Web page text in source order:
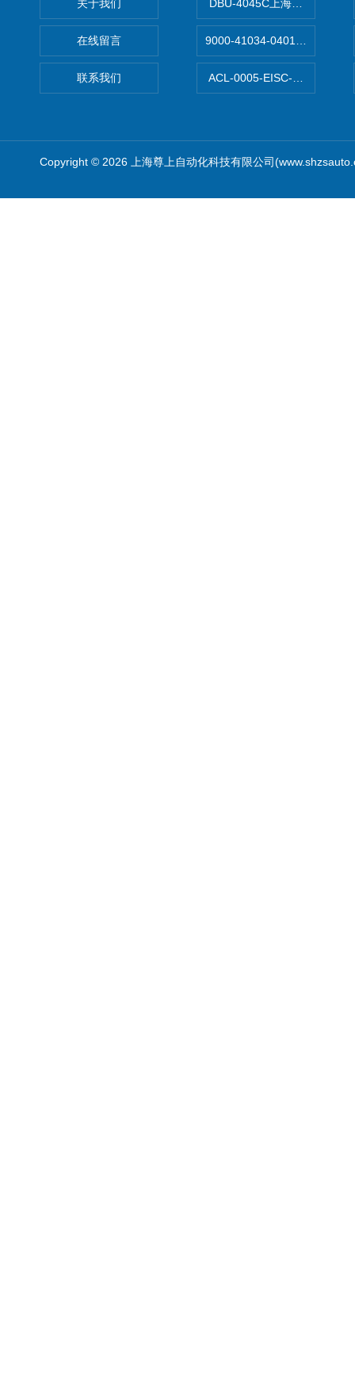
关于我们
在线留言
联系我们
DBU-4045C上海鹰峰制动单
9000-41034-0401000穆尔
ACL-0005-EISC-E2M8C上海
Copyright © 2026 上海尊上自动化科技有限公司